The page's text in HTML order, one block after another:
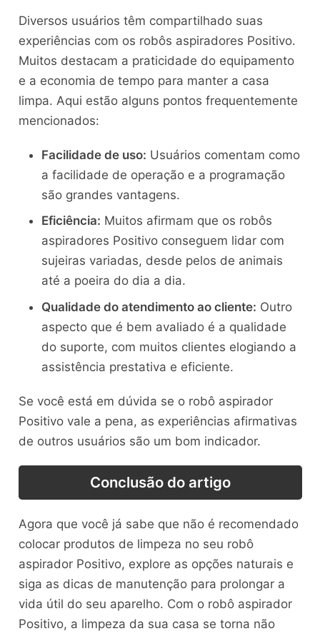
Diversos usuários têm compartilhado suas
experiências com os robôs aspiradores Positivo.
Muitos destacam a praticidade do equipamento
e a economia de tempo para manter a casa
limpa. Aqui estão alguns pontos frequentemente
mencionados:
Facilidade de uso: Usuários comentam como
a facilidade de operação e a programação
são grandes vantagens.
Eficiência: Muitos afirmam que os robôs
aspiradores Positivo conseguem lidar com
sujeiras variadas, desde pelos de animais
até a poeira do dia a dia.
Qualidade do atendimento ao cliente: Outro
aspecto que é bem avaliado é a qualidade
do suporte, com muitos clientes elogiando a
assistência prestativa e eficiente.
Se você está em dúvida se o robô aspirador
Positivo vale a pena, as experiências afirmativas
de outros usuários são um bom indicador.
Conclusão do artigo
Agora que você já sabe que não é recomendado
colocar produtos de limpeza no seu robô
aspirador Positivo, explore as opções naturais e
siga as dicas de manutenção para prolongar a
vida útil do seu aparelho. Com o robô aspirador
Positivo, a limpeza da sua casa se torna não